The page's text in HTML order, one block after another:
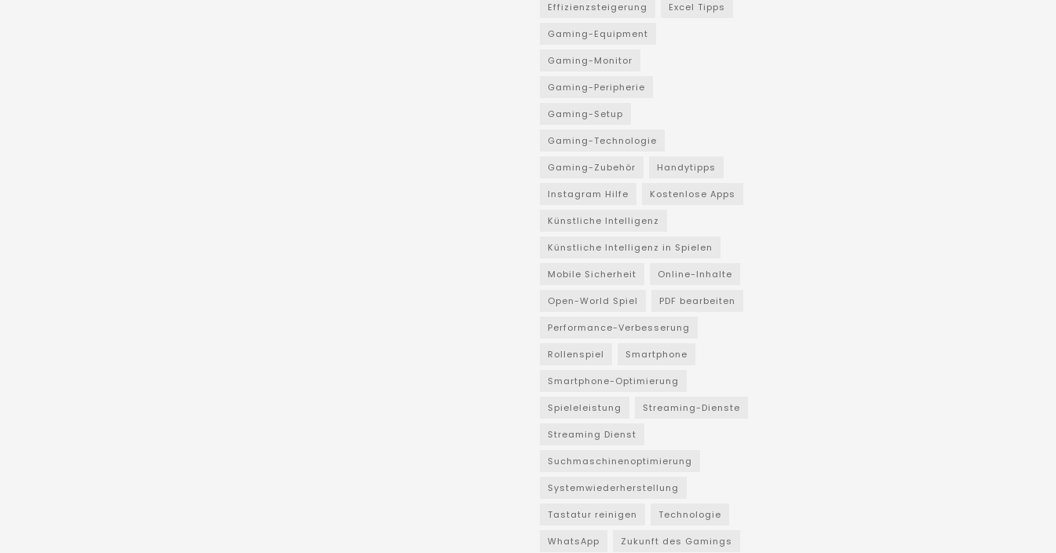
Effizienzsteigerung Excel Tipps
Gaming-Equipment
Gaming-Monitor
Gaming-Peripherie
Gaming-Setup
Gaming-Technologie
Gaming-Zubehör Handytipps
Instagram Hilfe Kostenlose Apps
Künstliche Intelligenz
Künstliche Intelligenz in Spielen
Mobile Sicherheit Online-Inhalte
Open-World Spiel PDF bearbeiten
Performance-Verbesserung
Rollenspiel Smartphone
Smartphone-Optimierung
Spieleleistung Streaming-Dienste
Streaming Dienst
Suchmaschinenoptimierung
Systemwiederherstellung
Tastatur reinigen Technologie
WhatsApp Zukunft des Gamings